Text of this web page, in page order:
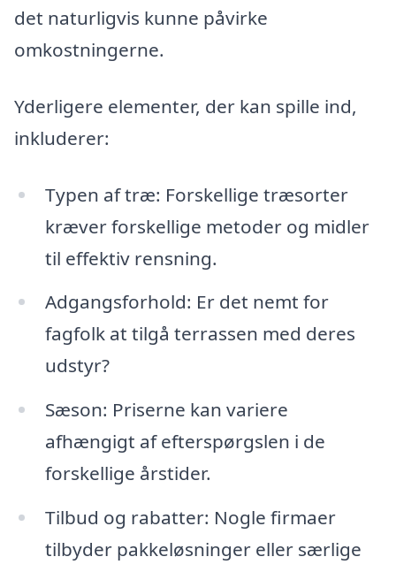
det naturligvis kunne påvirke
omkostningerne.
Yderligere elementer, der kan spille ind,
inkluderer:
Typen af træ: Forskellige træsorter
kræver forskellige metoder og midler
til effektiv rensning.
Adgangsforhold: Er det nemt for
fagfolk at tilgå terrassen med deres
udstyr?
Sæson: Priserne kan variere
afhængigt af efterspørgslen i de
forskellige årstider.
Tilbud og rabatter: Nogle firmaer
tilbyder pakkeløsninger eller særlige